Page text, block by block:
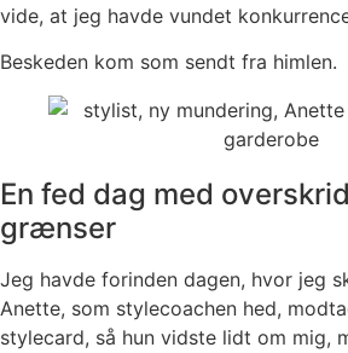
vide, at jeg havde vundet
Beskeden kom som sendt fra himlen.
En fed dag med
grænser
Jeg havde forinden dagen, hvor jeg
Anette, som stylecoachen hed,
stylecard, så hun vidste lidt om mig,